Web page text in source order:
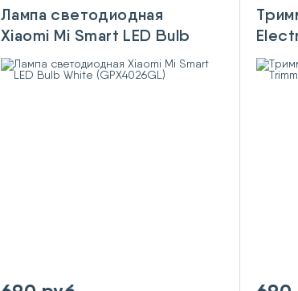
Лампа светодиодная
Xiaomi Mi Smart LED Bulb
White (GPX4026GL)
HN3